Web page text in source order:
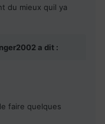
du mieux quil ya
a dit :
faire quelques